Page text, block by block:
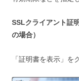
SSLクライアント証
の場合）
「証明書を表示」を